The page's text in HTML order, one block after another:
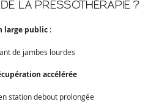
LA PRESSOTHÉRAPIE ?
large public :
de jambes lourdes
accélérée
station debout prolongée